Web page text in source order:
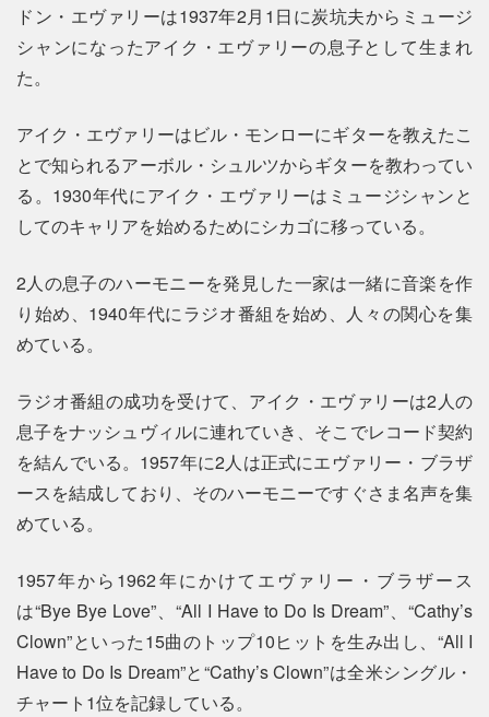
ドン・エヴァリーは1937年2月1日に炭坑夫からミュージ
シャンになったアイク・エヴァリーの息子として生まれ
た。
アイク・エヴァリーはビル・モンローにギターを教えたこ
とで知られるアーボル・シュルツからギターを教わってい
る。1930年代にアイク・エヴァリーはミュージシャンと
してのキャリアを始めるためにシカゴに移っている。
2人の息子のハーモニーを発見した一家は一緒に音楽を作
り始め、1940年代にラジオ番組を始め、人々の関心を集
めている。
ラジオ番組の成功を受けて、アイク・エヴァリーは2人の
息子をナッシュヴィルに連れていき、そこでレコード契約
を結んでいる。1957年に2人は正式にエヴァリー・ブラザ
ースを結成しており、そのハーモニーですぐさま名声を集
めている。
1957年から1962年にかけてエヴァリー・ブラザース
は“Bye Bye Love”、“All I Have to Do Is Dream”、“Cathy’s
Clown”といった15曲のトップ10ヒットを生み出し、“All I
Have to Do Is Dream”と“Cathy’s Clown”は全米シングル・
チャート1位を記録している。